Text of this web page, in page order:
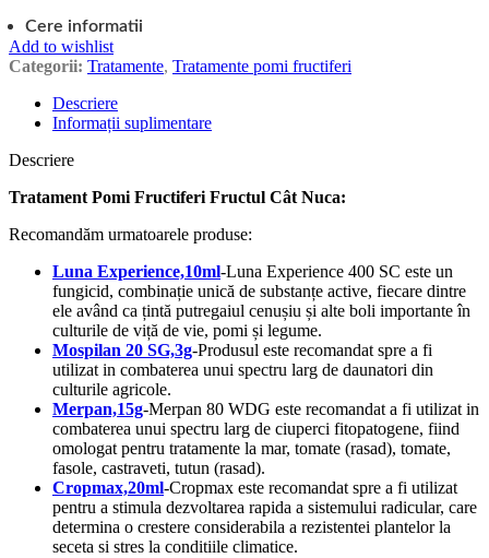
Cere informatii
Add to wishlist
Categorii: Tratamente, Tratamente pomi fructiferi
Descriere
Informații suplimentare
Descriere
Tratament Pomi Fructiferi Fructul Cât Nuca:
Recomandăm urmatoarele produse:
Luna Experience,10ml-Luna Experience 400 SC este un
fungicid, combinație unică de substanțe active, fiecare dintre
ele având ca țintă putregaiul cenușiu și alte boli importante în
culturile de viță de vie, pomi și legume.
Mospilan 20 SG,3g-Produsul este recomandat spre a fi
utilizat in combaterea unui spectru larg de daunatori din
culturile agricole.
Merpan,15g-Merpan 80 WDG este recomandat a fi utilizat in
combaterea unui spectru larg de ciuperci fitopatogene, fiind
omologat pentru tratamente la mar, tomate (rasad), tomate,
fasole, castraveti, tutun (rasad).
Cropmax,20ml-Cropmax este recomandat spre a fi utilizat
pentru a stimula dezvoltarea rapida a sistemului radicular, care
determina o crestere considerabila a rezistentei plantelor la
seceta si stres la conditiile climatice.